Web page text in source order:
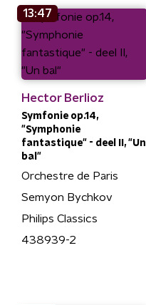
13:47
Hector Berlioz
Symfonie op.14,
"Symphonie
fantastique" - deel II, "Un
bal"
Orchestre de Paris
Semyon Bychkov
Philips Classics
438939-2